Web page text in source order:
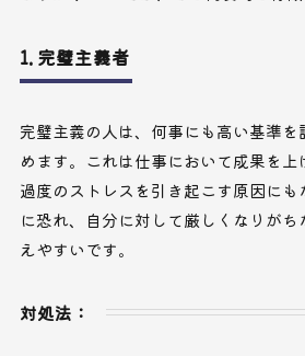
1. 完璧主義者
完璧主義の人は、何事にも高い基準
めます。これは仕事において成果を上
過度のストレスを引き起こす原因に
に恐れ、自分に対して厳しくなりが
えやすいです。
対処法：